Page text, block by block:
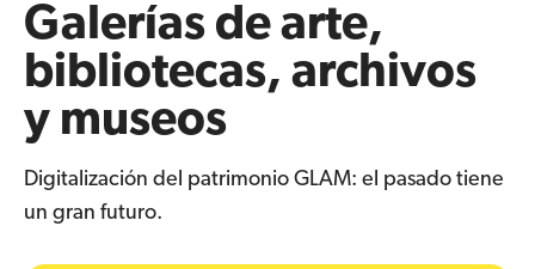
Galerías de arte,
bibliotecas, archivos
y museos
Digitalización del patrimonio GLAM: el pasado tiene
un gran futuro.